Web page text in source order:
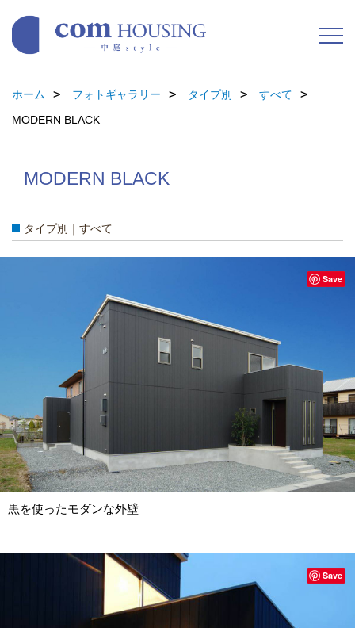
ホーム フォトギャラリー タイプ別
すべて
MODERN BLACK
MODERN BLACK
タイプ別｜すべて
黒を使ったモダンな外壁
Save
Save